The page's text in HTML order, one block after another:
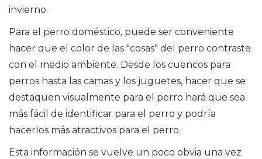
invierno.
Para el perro doméstico, puede ser conveniente
hacer que el color de las "cosas" del perro contraste
con el medio ambiente. Desde los cuencos para
perros hasta las camas y los juguetes, hacer que se
destaquen visualmente para el perro hará que sea
más fácil de identificar para el perro y podría
hacerlos más atractivos para el perro.
Esta información se vuelve un poco obvia una vez